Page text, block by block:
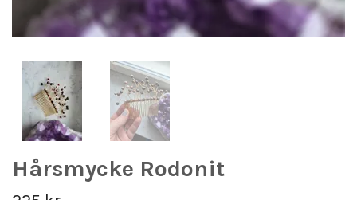
Hårsmycke Rodonit